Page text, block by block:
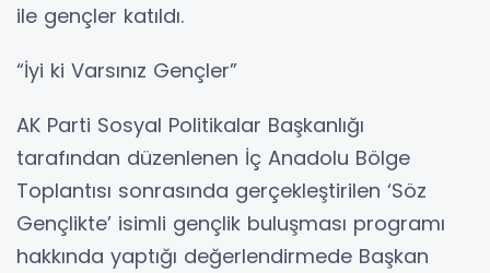
ile gençler katıldı.
“İyi ki Varsınız Gençler”
AK Parti Sosyal Politikalar Başkanlığı
tarafından düzenlenen İç Anadolu Bölge
Toplantısı sonrasında gerçekleştirilen ‘Söz
Gençlikte’ isimli gençlik buluşması programı
hakkında yaptığı değerlendirmede Başkan